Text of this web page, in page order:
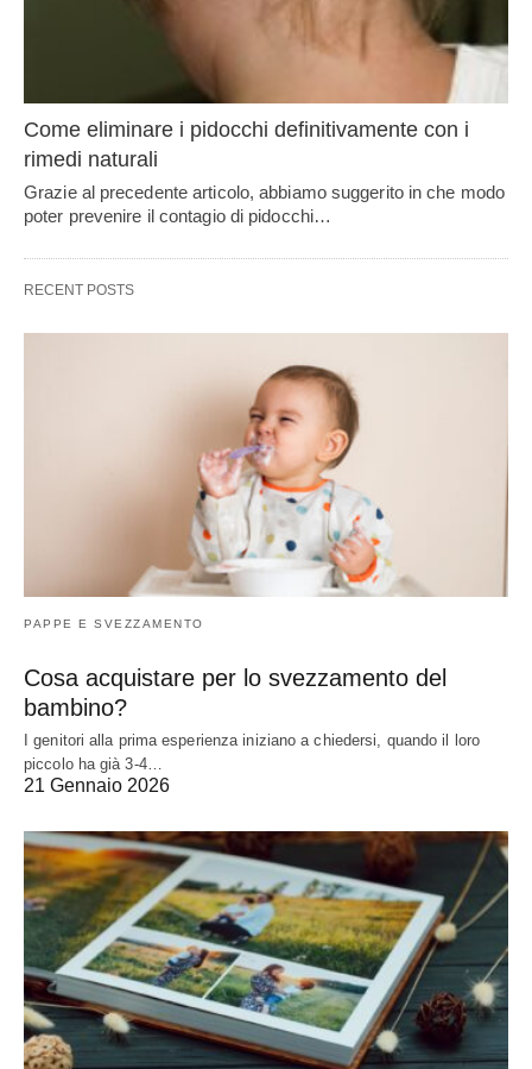
Come eliminare i pidocchi definitivamente con i
rimedi naturali
Grazie al precedente articolo, abbiamo suggerito in che modo
poter prevenire il contagio di pidocchi…
RECENT POSTS
PAPPE E SVEZZAMENTO
Cosa acquistare per lo svezzamento del
bambino?
I genitori alla prima esperienza iniziano a chiedersi, quando il loro
piccolo ha già 3-4…
21 Gennaio 2026